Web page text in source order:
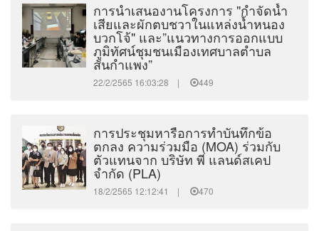
การนำเสนองานโครงการ "กำจัดน้ำ
เสียและผักตบชวาในแหล่งน้ำหนอง
บวกโจ้" และ”แนวทางการออกแบบ
ภูมิทัศน์ชุมชนเมืองเทศบาลตำบล
สันกำแพง”
22/2/2565 16:03:28 | 449
การประชุมหารือการทำบันทึกข้อ
ตกลง ความร่วมมือ (MOA) ร่วมกับ
ตัวแทนจาก บริษัท พี แลนด์สเคป
จำกัด (PLA)
18/2/2565 12:12:41 | 470